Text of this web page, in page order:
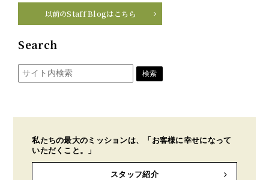
以前のStaff Blogはこちら
Search
私たちの最大のミッションは、「お客様に幸せになって
いただくこと。」
スタッフ紹介